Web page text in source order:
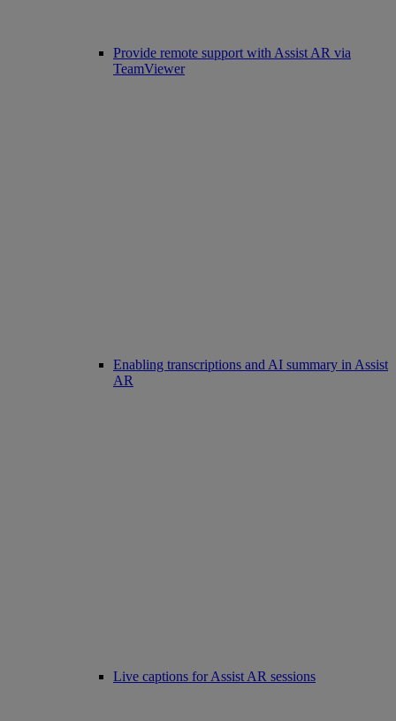
Provide remote support with Assist AR via
TeamViewer
Enabling transcriptions and AI summary in Assist
AR
Live captions for Assist AR sessions